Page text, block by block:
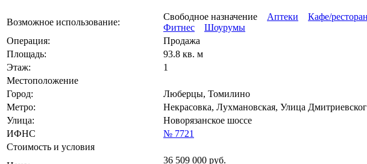
Возможное использование:
Свободное назначение Аптеки Кафе/
Фитнес
Шоурумы
Операция:
Продажа
Площадь:
93.8 кв. м
Этаж:
1
Местоположение
Город:
Люберцы, Томилино
Метро:
Некрасовка, Лухмановская, Улица
Улица:
Новорязанское шоссе
ИФНС
№ 7721
Стоимость и условия
36 509 000 руб.